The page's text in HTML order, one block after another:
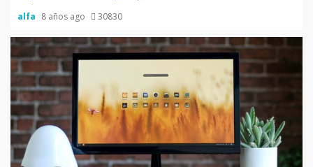
alfa 8 años ago 30830